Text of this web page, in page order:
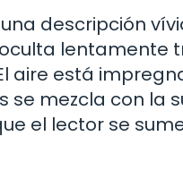
descripción
lentamente
aire está
mezcla con la
el lector se